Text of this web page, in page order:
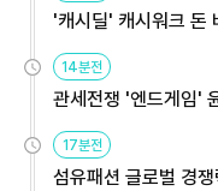
'캐시딜' 캐시워크 돈
14분전
관세전쟁 '엔드게임'
용해야
17분전
섬유패션 글로벌 경